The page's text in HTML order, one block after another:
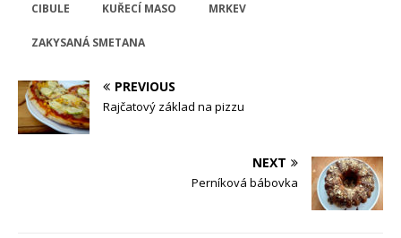
CIBULE KUŘECÍ MASO MRKEV
ZAKYSANÁ SMETANA
PREVIOUS
Rajčatový základ na pizzu
NEXT
Perníková bábovka